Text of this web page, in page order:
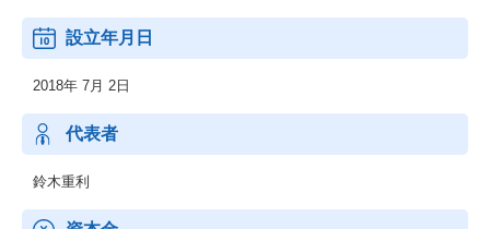
系業務（経理・労務管理システムなど）向けの汎用的な業務シス
テムの開発
ィア業界のお客様向けの業界特有のAI業務支援システム開発
・メディアマーケティング：TVer・YouTube・SNSといったの動
画広告、動画＆広告配信パッケージ
・コンシューマーサービス：FaveConnect「推し」と「ファン」
の「高まる」関係を生み出すプラットフォームの提供
設立年月日
2018年 7月 2日
代表者
鈴木重利